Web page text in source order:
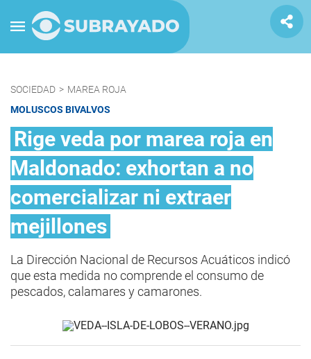
SOCIEDAD > MAREA ROJA
MOLUSCOS BIVALVOS
Rige veda por marea roja en
Maldonado: exhortan a no
comercializar ni extraer
mejillones
La Dirección Nacional de Recursos Acuáticos indicó
que esta medida no comprende el consumo de
pescados, calamares y camarones.